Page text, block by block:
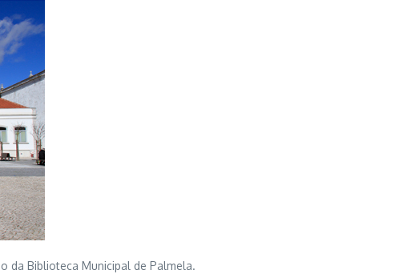
da Biblioteca Municipal de Palmela.